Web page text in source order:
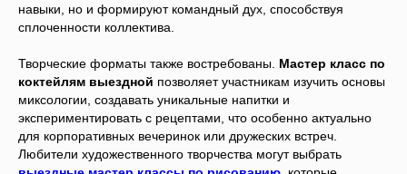
навыки, но и формируют командный дух, способствуя
сплоченности коллектива.
Творческие форматы также востребованы. Мастер класс по
коктейлям выездной позволяет участникам изучить основы
миксологии, создавать уникальные напитки и
экспериментировать с рецептами, что особенно актуально
для корпоративных вечеринок или дружеских встреч.
Любители художественного творчества могут выбрать